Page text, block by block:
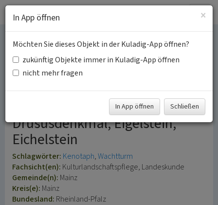
Drususstein auf dem
Gelände der Mainzer
Zitadelle
Drususdenkmal, Eigelstein,
Eichelstein
Schlagwörter: Kenotaph Wachtturm
Fachsicht(en): Kulturlandschaftspflege, Landeskunde
Gemeinde(n): Mainz
Kreis(e): Mainz
Bundesland: Rheinland-Pfalz
×
In App öffnen
Möchten Sie dieses Objekt in der Kuladig-App öffnen?
zukünftig Objekte immer in Kuladig-App öffnen
nicht mehr fragen
In App öffnen Schließen